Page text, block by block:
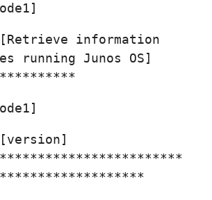
information
running Junos OS]